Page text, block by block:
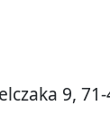
9,